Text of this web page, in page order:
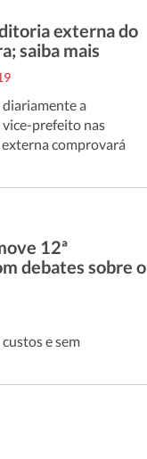
externa do
saiba mais
a
vice-prefeito nas
comprovará
12ª
debates sobre o
e sem